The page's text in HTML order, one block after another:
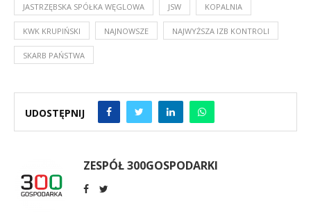
JASTRZĘBSKA SPÓŁKA WĘGLOWA JSW KOPALNIA
KWK KRUPIŃSKI NAJNOWSZE NAJWYŻSZA IZB KONTROLI
SKARB PAŃSTWA
UDOSTĘPNIJ
ZESPÓŁ 300GOSPODARKI